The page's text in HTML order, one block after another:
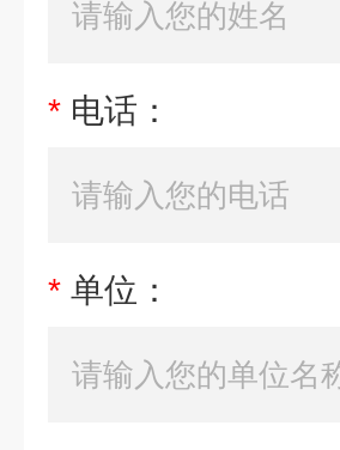
* 电话：
* 单位：